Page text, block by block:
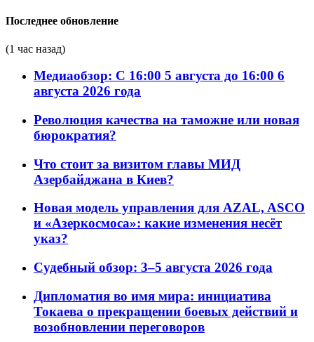
Последнее обновление
(1 час назад)
Медиаобзор: С 16:00 5 августа до 16:00 6
августа 2026 года
Революция качества на таможне или новая
бюрократия?
Что стоит за визитом главы МИД
Азербайджана в Киев?
Новая модель управления для AZAL, ASCO
и «Азеркосмоса»: какие изменения несёт
указ?
Судебный обзор: 3–5 августа 2026 года
Дипломатия во имя мира: инициатива
Токаева о прекращении боевых действий и
возобновлении переговоров